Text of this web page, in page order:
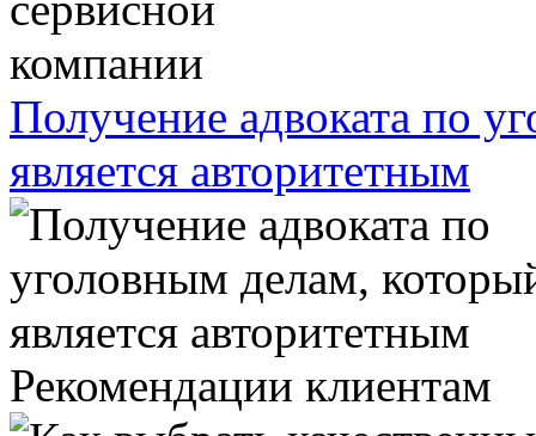
Получение адвоката по
является авторитетным
Рекомендации клиентам